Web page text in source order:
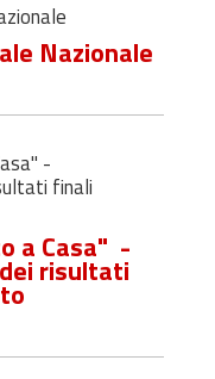
Nazionale
-
finali
a Casa" -
risultati